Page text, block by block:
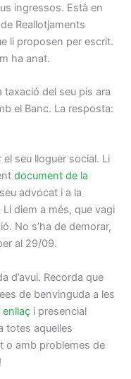
ingressos. Està en
Reallotjaments
li proposen per escrit.
ha anat.
taxació del seu pis ara
el Banc. La resposta:
seu lloguer social. Li
document de la
advocat i a la
diem a més, que vagi
No s’ha de demorar,
al 29/09.
d’avui. Recorda que
de benvinguda a les
i presencial
totes aquelles
o amb problemes de